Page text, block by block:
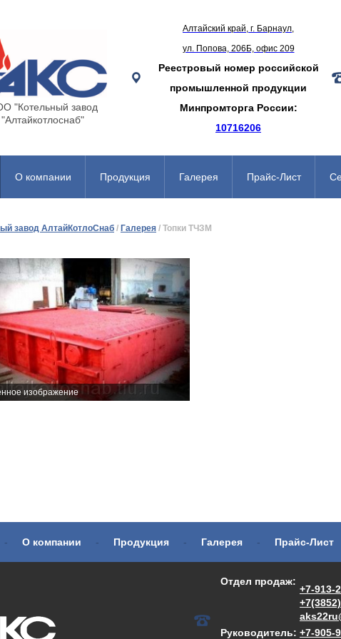
"Котельный завод
"Алтайкотлоснаб"
Алтайский край, г. Барнаул,
ул. Попова, 206Б, офис 209
Реестровый номер российской
промышленной продукции
Минпромторга России:
10716206
О компании Продукция Галерея Прайс-Лист
завод АлтайКотлоСнаб / Галерея / Топки ТЧЗМ
изображение
- О компании - Продукция - Галерея - Прайс-Лист
Отдел продаж:
+7-913-
Руководитель: +7-905-